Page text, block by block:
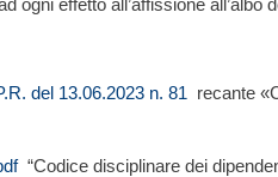
ogni effetto all’affissione all’albo
del 13.06.2023 n. 81 recante
“Codice disciplinare dei